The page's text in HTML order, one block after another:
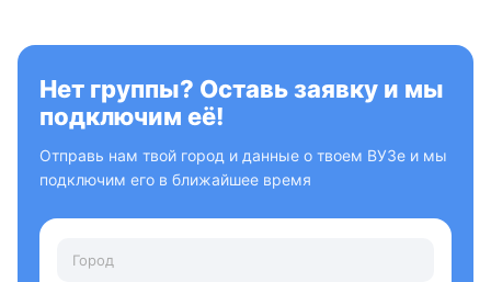
Нет группы? Оставь заявку и мы
подключим её!
Отправь нам твой город и данные о твоем ВУЗе и мы
подключим его в ближайшее время